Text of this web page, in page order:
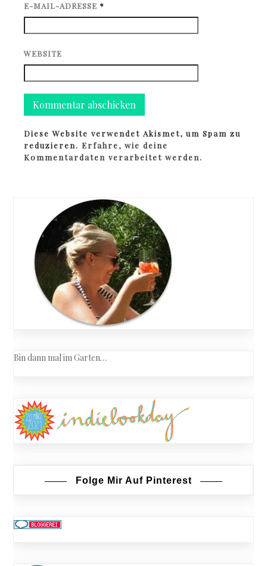
E-MAIL-ADRESSE *
WEBSITE
Diese Website verwendet Akismet, um Spam zu
reduzieren.Erfahre, wie deine
Kommentardaten verarbeitet werden.
Bin dann mal im Garten…
Folge Mir Auf Pinterest